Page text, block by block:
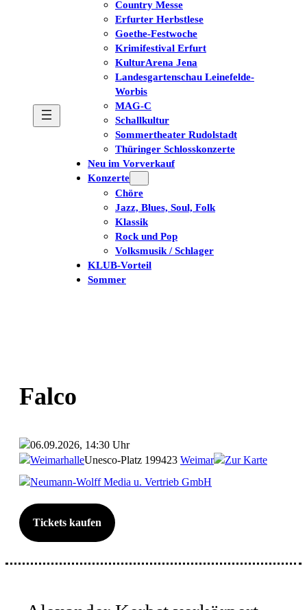
Country Messe
Erfurter Herbstlese
Goethe-Festwoche
Krimifestival Erfurt
KulturArena Jena
Landesgartenschau Leinefelde-
Worbis
MAG-C
Schallkultur
Sommertheater Rudolstadt
Thüringer Schlosskonzerte
Neu im Vorverkauf
Konzerte
Chöre
Jazz, Blues, Soul, Folk
Klassik
Rock und Pop
Volksmusik / Schlager
KLUB-Vorteil
Sommer
Falco
06.09.2026, 14:30 Uhr
WeimarhalleUnesco-Platz 199423 Weimar
Zur Karte
Neumann-Wolff Media u. Vertrieb GmbH
Tickets kaufen